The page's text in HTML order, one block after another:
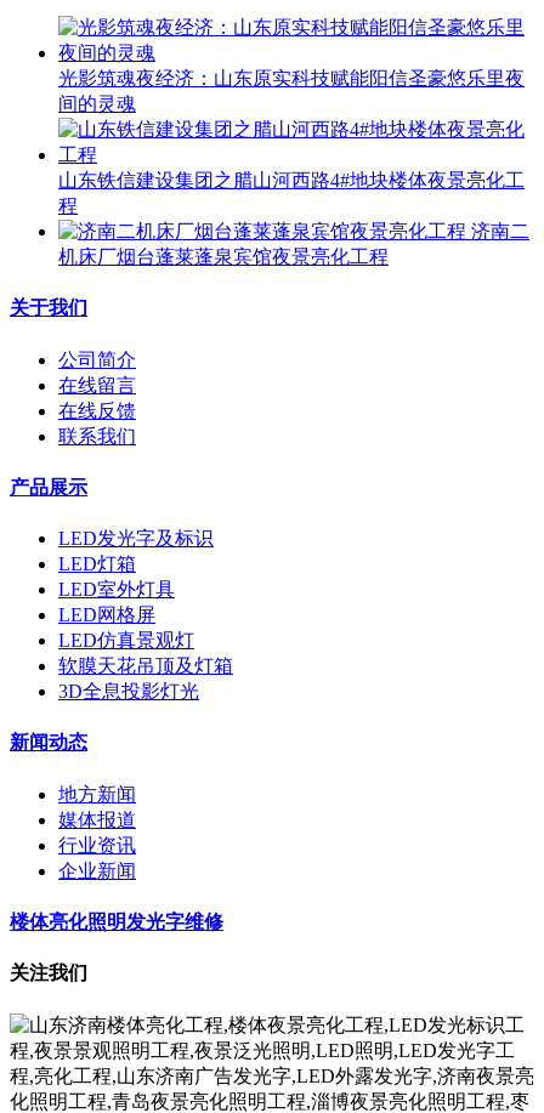
光影筑魂夜经济：山东原实科技赋能阳信圣豪悠乐里夜
间的灵魂
山东铁信建设集团之腊山河西路4#地块楼体夜景亮化工
程
济南二
机床厂烟台蓬莱蓬泉宾馆夜景亮化工程
关于我们
公司简介
在线留言
在线反馈
联系我们
产品展示
LED发光字及标识
LED灯箱
LED室外灯具
LED网格屏
LED仿真景观灯
软膜天花吊顶及灯箱
3D全息投影灯光
新闻动态
地方新闻
媒体报道
行业资讯
企业新闻
楼体亮化照明发光字维修
关注我们